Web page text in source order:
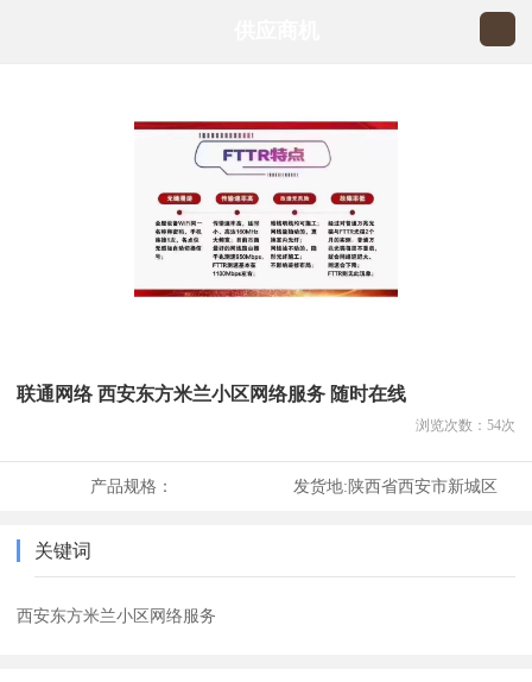
联通网络 西安东方米兰小区网络服务 随时在线
浏览次数： 54次
产品规格： 发货地:陕西省西安市新城区
关键词
西安东方米兰小区网络服务